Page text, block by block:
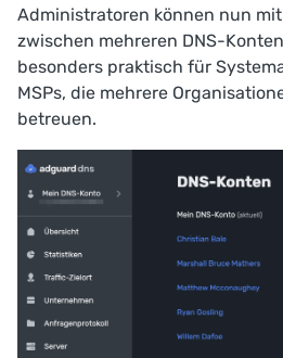
Administratoren können nun
zwischen mehreren DNS-
besonders praktisch für
MSPs, die mehrere
betreuen.